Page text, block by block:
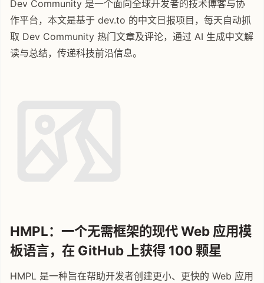
Dev Community 是一个面向全球开发者的技术博客与协
作平台，本文是基于 dev.to 的中文日报项目，每天自动抓
取 Dev Community 热门文章及评论，通过 AI 生成中文解
读与总结，传递科技前沿信息。
HMPL：一个无需框架的现代 Web 应用模
板语言，在 GitHub 上获得 100 颗星
HMPL 是一种旨在帮助开发者创建更小、更快的 Web 应用